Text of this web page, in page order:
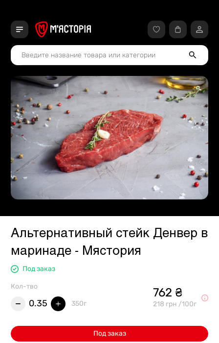
Альтернативный стейк Денвер в
маринаде - Мястория
Под заказ
Кол-тво
0.35 350г
762 ₴
218 грн /100г
Под заказ